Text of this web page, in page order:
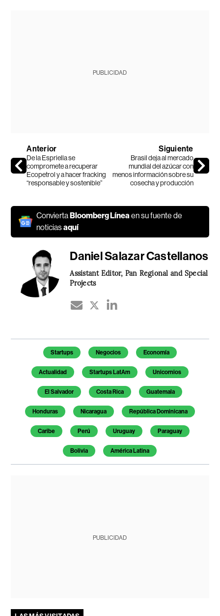
PUBLICIDAD
Anterior
De la Espriella se
compromete a recuperar
Ecopetrol y a hacer fracking
“responsable y sostenible”
Siguiente
Brasil deja al mercado
mundial del azúcar con
menos información sobre su
cosecha y producción
ConviertaBloomberg Líneaen su fuente de
noticiasaquí
Daniel Salazar Castellanos
Assistant Editor, Pan Regional and Special
Projects
Temas de este artículo
Startups Negocios Economía
Actualidad Startups LatAm Unicornios
El Salvador Costa Rica Guatemala
Honduras Nicaragua República Dominicana
Caribe Perú Uruguay Paraguay
Bolivia América Latina
PUBLICIDAD